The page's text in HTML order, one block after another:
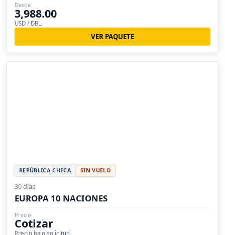
Desde
3,988.00
USD / DBL
VER PAQUETE
REPÚBLICA CHECA SIN VUELO
30 días
EUROPA 10 NACIONES
Precio
Cotizar
Precio bajo solicitud